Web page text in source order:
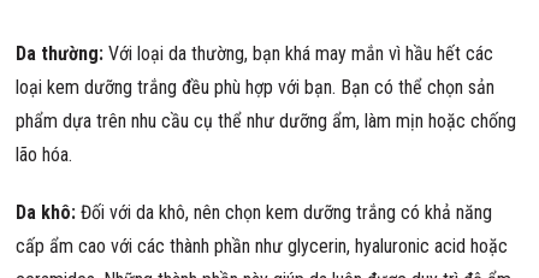
Da thường: Với loại da thường, bạn khá may mắn vì hầu hết các
loại kem dưỡng trắng đều phù hợp với bạn. Bạn có thể chọn sản
phẩm dựa trên nhu cầu cụ thể như dưỡng ẩm, làm mịn hoặc chống
lão hóa.
Da khô: Đối với da khô, nên chọn kem dưỡng trắng có khả năng
cấp ẩm cao với các thành phần như glycerin, hyaluronic acid hoặc